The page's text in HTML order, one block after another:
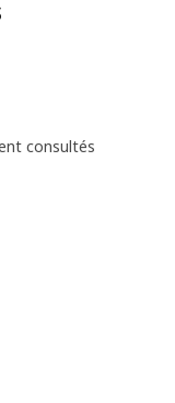
consultés